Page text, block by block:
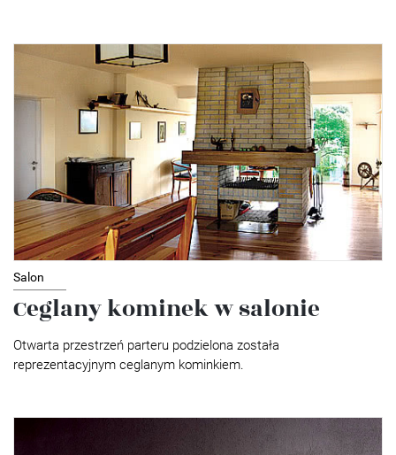
Salon
Ceglany kominek w salonie
Otwarta przestrzeń parteru podzielona została
reprezentacyjnym ceglanym kominkiem.